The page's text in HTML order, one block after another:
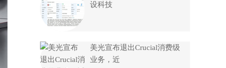
设科技
美光宣布退出Crucial消费级
业务，近